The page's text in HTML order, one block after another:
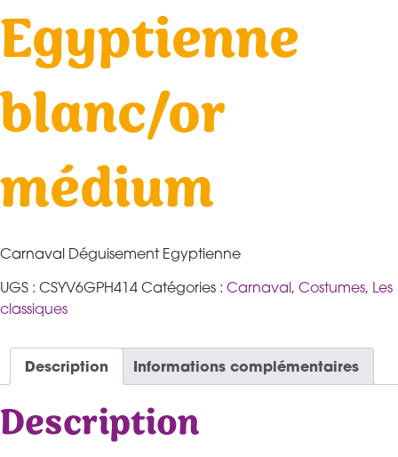
Egyptienne
blanc/or
médium
Carnaval Déguisement Egyptienne
UGS : CSYV6GPH414 Catégories : Carnaval, Costumes, Les
classiques
Description Informations complémentaires
Description